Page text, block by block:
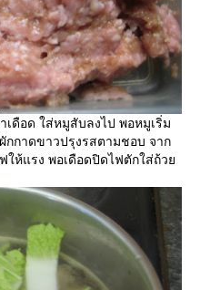
ดือด ใส่หมูสับลงไป พอหมูเริ่ม
กกาดขาวปรุงรสตามชอบ จาก
ให้แรง พอเดือดปิดไฟตักใส่ถ้ว